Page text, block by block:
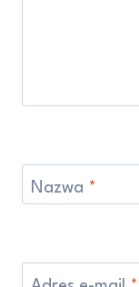
Nazwa *